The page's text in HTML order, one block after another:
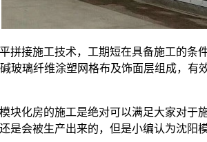
拼接施工技术，工期短在具备施工的
玻璃纤维涂塑网格布及饰面层组成，
块化房的施工是绝对可以满足大家对
会被生产出来的，但是小编认为沈阳